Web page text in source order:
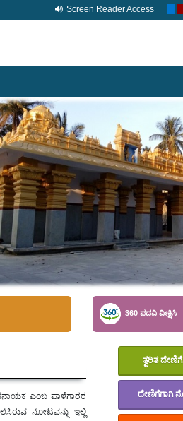
Screen Reader Access
360 ಪದವಿ ವೀಕ್ಷಿಸಿ
ಎಂಬ ಪಾಳೆಗಾರರ
ನೋಟವನ್ನು ಇಲ್ಲಿ
ತ್ವರಿತ
ದೇಣಿಗೆಗಾಗಿ